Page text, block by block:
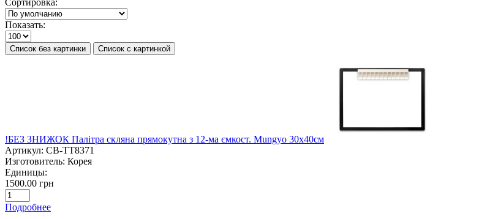
Показать:
Список без картинки Список с картинкой
!БЕЗ ЗНИЖОК Палітра скляна прямокутна з 12-ма ємкост. Mungyo 30х40см
Артикул: СВ-TT8371
Изготовитель: Корея
Единицы:
1500.00 грн
Подробнее